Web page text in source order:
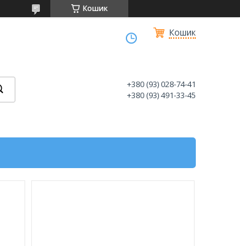
Кошик
Кошик
+380 (93) 028-74-41
+380 (93) 491-33-45